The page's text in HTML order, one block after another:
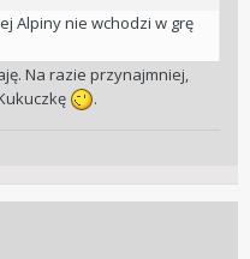
Alpiny nie wchodzi w grę
Na razie przynajmniej,
.